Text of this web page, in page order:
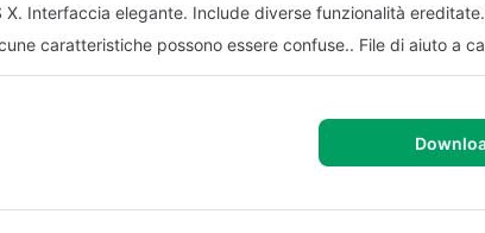
Interfaccia elegante. Include diverse funzionalità
caratteristiche possono essere confuse.. File di aiuto a